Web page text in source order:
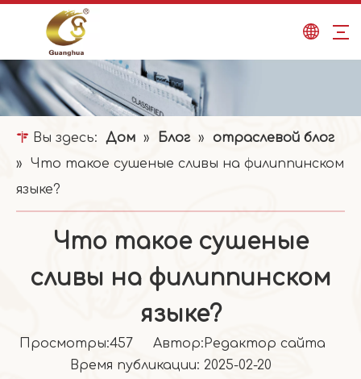
Вы здесь: Дом » Блог »
отраслевой блог
»
Что такое сушеные сливы на филиппинском
языке?
Что такое сушеные
сливы на филиппинском
языке?
Просмотры:457 Автор:Pедактор сайта
Время публикации: 2025-02-20